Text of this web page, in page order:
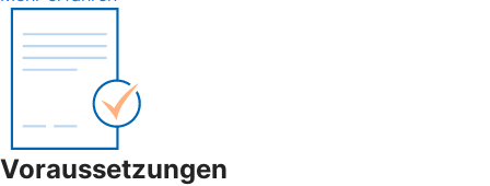
Voraussetzungen